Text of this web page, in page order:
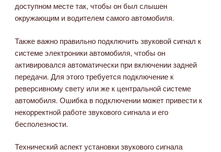
доступном месте так, чтобы он был слышен
окружающим и водителем самого автомобиля.
Также важно правильно подключить звуковой сигнал к
системе электроники автомобиля, чтобы он
активировался автоматически при включении задней
передачи. Для этого требуется подключение к
реверсивному свету или же к центральной системе
автомобиля. Ошибка в подключении может привести к
некорректной работе звукового сигнала и его
бесполезности.
Технический аспект установки звукового сигнала